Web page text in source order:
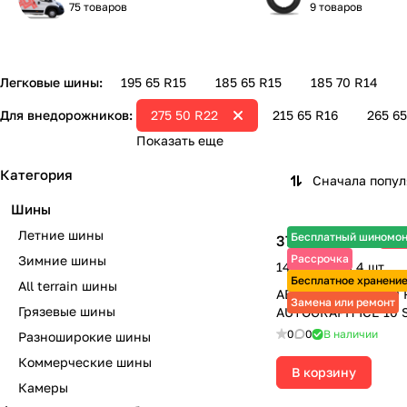
75 товаров 9 товаров
Легковые шины: 195 65 R15 185 65 R15 185 70 R14
Для внедорожников: 215 65 R16 265
275 50 R22
Показать еще
Сначала
Бесплатный
Рассрочка
Бесплатное хранение
Замена или ремонт
37 275 ₽40 080 ₽ -7%
149 100 ₽ за 4 шт.
АВТОШИНЫ 275/50
AUTOGRAPH ICE 10
0 0 В наличии
В корзину
Категория
Шины
Летние шины
Зимние шины
All terrain шины
Грязевые шины
Разноширокие шины
Коммерческие шины
Камеры